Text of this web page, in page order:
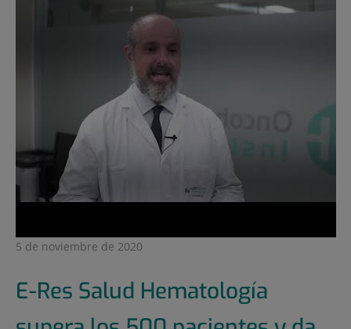
5 de noviembre de 2020
E-Res Salud Hematología